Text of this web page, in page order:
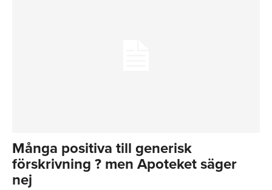
Många positiva till generisk
förskrivning ? men Apoteket säger
nej